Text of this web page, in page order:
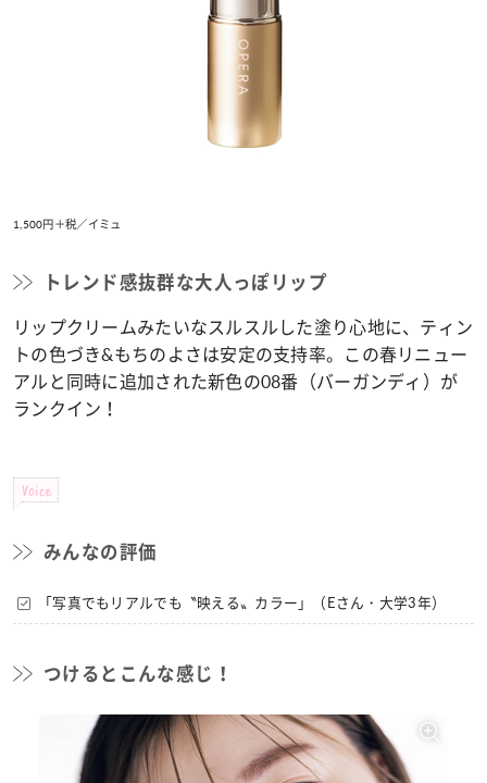
1,500円＋税／イミュ
トレンド感抜群な大人っぽリップ
リップクリームみたいなスルスルした塗り心地に、ティン
トの色づき&もちのよさは安定の支持率。この春リニュー
アルと同時に追加された新色の08番（バーガンディ）が
ランクイン！
Voice
みんなの評価
「写真でもリアルでも〝映える〟カラー」（Eさん・大学3年）
つけるとこんな感じ！